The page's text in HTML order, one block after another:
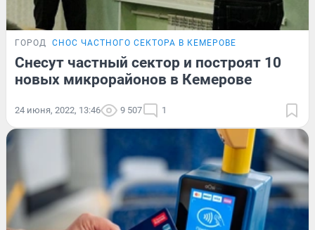
ГОРОД СНОС ЧАСТНОГО СЕКТОРА В КЕМЕРОВЕ
Снесут частный сектор и построят 10
новых микрорайонов в Кемерове
24 июня, 2022, 13:46 9 507 1